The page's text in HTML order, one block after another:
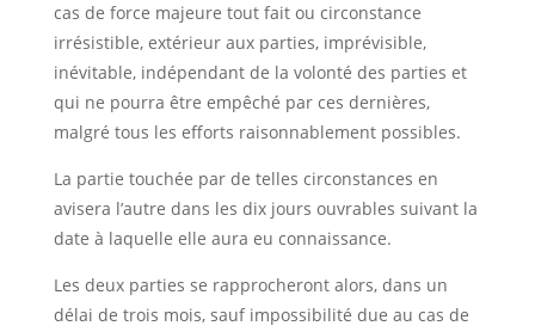
cas de force majeure tout fait ou circonstance
irrésistible, extérieur aux parties, imprévisible,
inévitable, indépendant de la volonté des parties et
qui ne pourra être empêché par ces dernières,
malgré tous les efforts raisonnablement possibles.
La partie touchée par de telles circonstances en
avisera l’autre dans les dix jours ouvrables suivant la
date à laquelle elle aura eu connaissance.
Les deux parties se rapprocheront alors, dans un
délai de trois mois, sauf impossibilité due au cas de